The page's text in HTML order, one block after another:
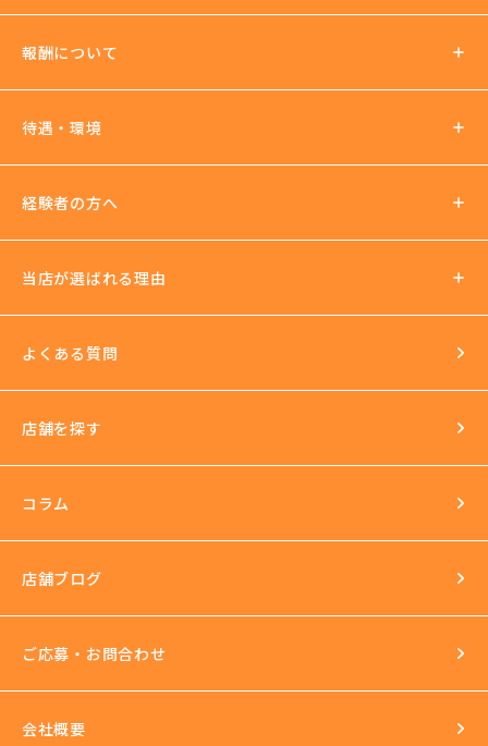
報酬について
報酬の仕組み
待遇・環境
待遇について
法人運営
イベントもいっぱい
環境
長年の運営実績
完全個室
スタッフ研修
セクハラ根絶
経験者の方へ
当店が選ばれる理由
よくある質問
店舗を探す
コラム
店舗ブログ
ご応募・お問合わせ
会社概要